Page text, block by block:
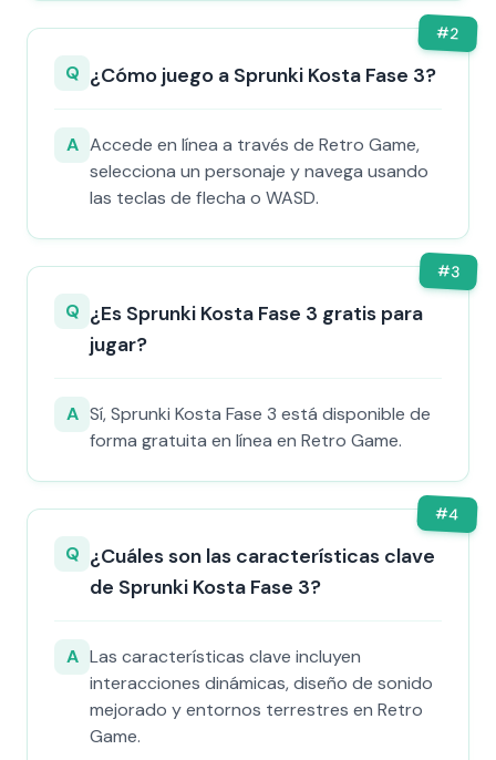
#2
Q ¿Cómo juego a Sprunki Kosta Fase 3?
A Accede en línea a través de Retro Game,
selecciona un personaje y navega usando
las teclas de flecha o WASD.
#3
Q ¿Es Sprunki Kosta Fase 3 gratis para
jugar?
A Sí, Sprunki Kosta Fase 3 está disponible de
forma gratuita en línea en Retro Game.
#4
Q ¿Cuáles son las características clave
de Sprunki Kosta Fase 3?
A Las características clave incluyen
interacciones dinámicas, diseño de sonido
mejorado y entornos terrestres en Retro
Game.